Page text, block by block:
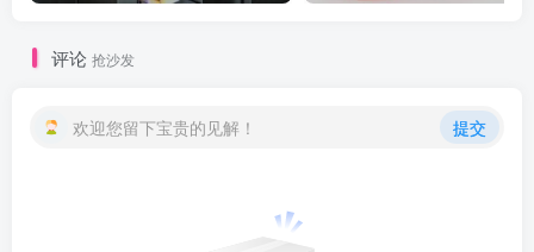
评论 抢沙发
欢迎您留下宝贵的见解！ 提交